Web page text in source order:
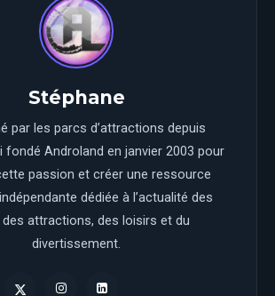
Stéphane
par les parcs d’attractions depuis
fondé Androland en janvier 2003 pour
passion et créer une ressource
dédiée à l’actualité des
des attractions, des loisirs et du
divertissement.